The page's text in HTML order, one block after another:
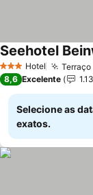
3 EstrelasHotel
Seehotel
8,6 Excelente
Selecione as
exatos.